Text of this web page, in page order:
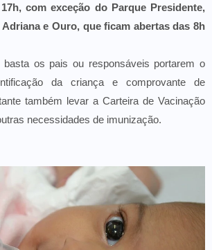
com exceção do Parque Presidente,
e Ouro, que ficam abertas das 8h
basta os pais ou responsáveis portarem o
da criança e comprovante de
também levar a Carteira de Vacinação
necessidades de imunização.